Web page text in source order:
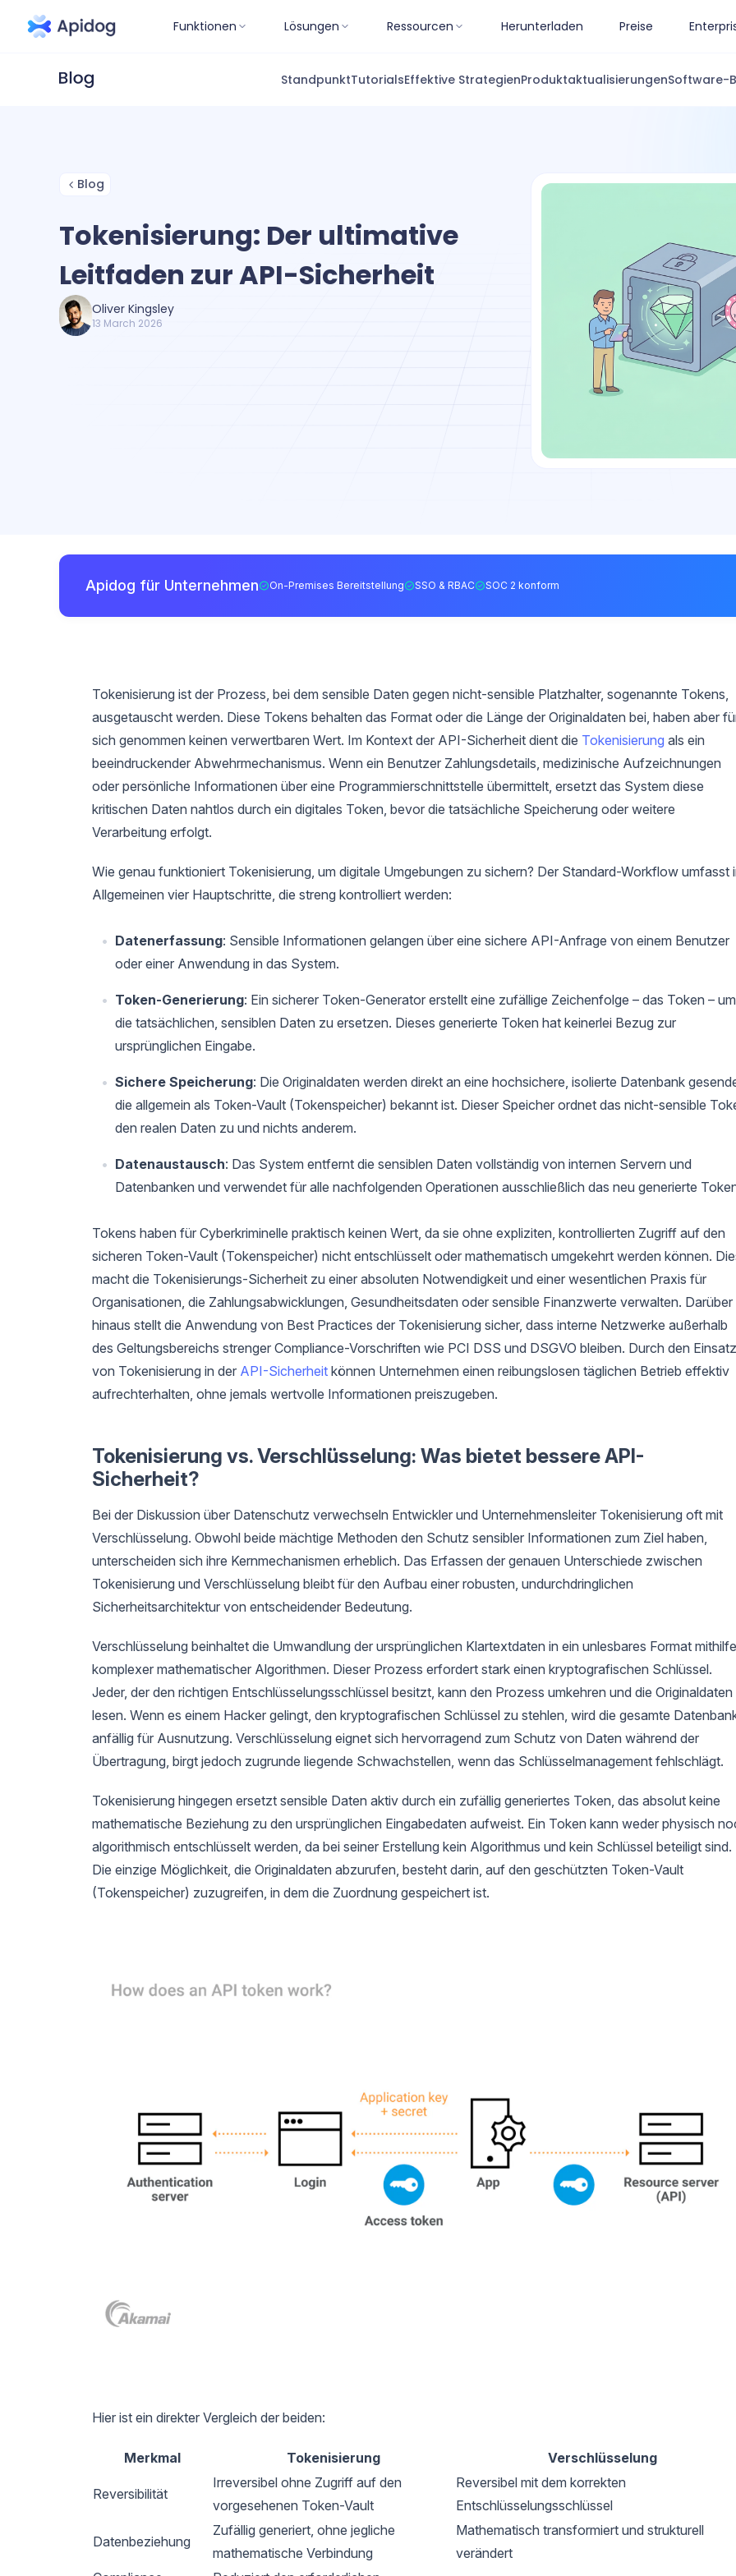
Funktionen Lösungen Ressourcen Herunterladen Preise
StandpunktTutorialsEffektive StrategienProduktaktualisierungenSoftware-
Blog
Tokenisierung: Der ultimative
Leitfaden zur API-Sicherheit
Oliver Kingsley
13 March 2026
Apidog für Unternehmen On-Premises Bereitstellung SSO & RBAC SOC 2 konform
Tokenisierung ist der Prozess, bei dem sensible Daten gegen nicht-sensible Platzhalter, sogenannte Tokens,
ausgetauscht werden. Diese Tokens behalten das Format oder die Länge der Originaldaten bei, haben aber
sich genommen keinen verwertbaren Wert. Im Kontext der API-Sicherheit dient die Tokenisierung als ein
beeindruckender Abwehrmechanismus. Wenn ein Benutzer Zahlungsdetails, medizinische Aufzeichnungen
oder persönliche Informationen über eine Programmierschnittstelle übermittelt, ersetzt das System diese
kritischen Daten nahtlos durch ein digitales Token, bevor die tatsächliche Speicherung oder weitere
Verarbeitung erfolgt.
Wie genau funktioniert Tokenisierung, um digitale Umgebungen zu sichern? Der Standard-Workflow umfasst
Allgemeinen vier Hauptschritte, die streng kontrolliert werden:
Datenerfassung: Sensible Informationen gelangen über eine sichere API-Anfrage von einem Benutzer
oder einer Anwendung in das System.
Token-Generierung: Ein sicherer Token-Generator erstellt eine zufällige Zeichenfolge – das Token – um
die tatsächlichen, sensiblen Daten zu ersetzen. Dieses generierte Token hat keinerlei Bezug zur
ursprünglichen Eingabe.
Sichere Speicherung: Die Originaldaten werden direkt an eine hochsichere, isolierte Datenbank
die allgemein als Token-Vault (Tokenspeicher) bekannt ist. Dieser Speicher ordnet das nicht-sensible
den realen Daten zu und nichts anderem.
Datenaustausch: Das System entfernt die sensiblen Daten vollständig von internen Servern und
Datenbanken und verwendet für alle nachfolgenden Operationen ausschließlich das neu generierte
Tokens haben für Cyberkriminelle praktisch keinen Wert, da sie ohne expliziten, kontrollierten Zugriff auf den
sicheren Token-Vault (Tokenspeicher) nicht entschlüsselt oder mathematisch umgekehrt werden können.
macht die Tokenisierungs-Sicherheit zu einer absoluten Notwendigkeit und einer wesentlichen Praxis für
Organisationen, die Zahlungsabwicklungen, Gesundheitsdaten oder sensible Finanzwerte verwalten. Darüber
hinaus stellt die Anwendung von Best Practices der Tokenisierung sicher, dass interne Netzwerke außerhalb
des Geltungsbereichs strenger Compliance-Vorschriften wie PCI DSS und DSGVO bleiben. Durch den Einsatz
von Tokenisierung in der API-Sicherheit können Unternehmen einen reibungslosen täglichen Betrieb effektiv
aufrechterhalten, ohne jemals wertvolle Informationen preiszugeben.
Tokenisierung vs. Verschlüsselung: Was bietet bessere API-
Sicherheit?
Bei der Diskussion über Datenschutz verwechseln Entwickler und Unternehmensleiter Tokenisierung oft mit
Verschlüsselung. Obwohl beide mächtige Methoden den Schutz sensibler Informationen zum Ziel haben,
unterscheiden sich ihre Kernmechanismen erheblich. Das Erfassen der genauen Unterschiede zwischen
Tokenisierung und Verschlüsselung bleibt für den Aufbau einer robusten, undurchdringlichen
Sicherheitsarchitektur von entscheidender Bedeutung.
Verschlüsselung beinhaltet die Umwandlung der ursprünglichen Klartextdaten in ein unlesbares Format mithilfe
komplexer mathematischer Algorithmen. Dieser Prozess erfordert stark einen kryptografischen Schlüssel.
Jeder, der den richtigen Entschlüsselungsschlüssel besitzt, kann den Prozess umkehren und die Originaldaten
lesen. Wenn es einem Hacker gelingt, den kryptografischen Schlüssel zu stehlen, wird die gesamte
anfällig für Ausnutzung. Verschlüsselung eignet sich hervorragend zum Schutz von Daten während der
Übertragung, birgt jedoch zugrunde liegende Schwachstellen, wenn das Schlüsselmanagement fehlschlägt.
Tokenisierung hingegen ersetzt sensible Daten aktiv durch ein zufällig generiertes Token, das absolut keine
mathematische Beziehung zu den ursprünglichen Eingabedaten aufweist. Ein Token kann weder physisch
algorithmisch entschlüsselt werden, da bei seiner Erstellung kein Algorithmus und kein Schlüssel beteiligt sind.
Die einzige Möglichkeit, die Originaldaten abzurufen, besteht darin, auf den geschützten Token-Vault
(Tokenspeicher) zuzugreifen, in dem die Zuordnung gespeichert ist.
Hier ist ein direkter Vergleich der beiden:
Merkmal Tokenisierung Verschlüsselung
Reversibilität
Irreversibel ohne Zugriff auf den
vorgesehenen Token-Vault
Reversibel mit dem korrekten
Entschlüsselungsschlüssel
Datenbeziehung
Zufällig generiert, ohne jegliche
mathematische Verbindung
Mathematisch transformiert und strukturell
verändert